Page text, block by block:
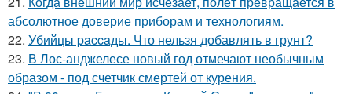
абсолютное доверие приборам и технологиям.
22. Убийцы paccaды. Что нельзя добавлять в грунт?
23. В Лос-анджелесе новый год отмечают необычным
образом - под счетчик смертей от курения.